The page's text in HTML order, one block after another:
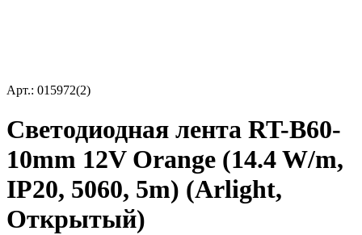
Арт.: 015972(2)
Светодиодная лента RT-B60-
10mm 12V Orange (14.4 W/m,
IP20, 5060, 5m) (Arlight,
Открытый)